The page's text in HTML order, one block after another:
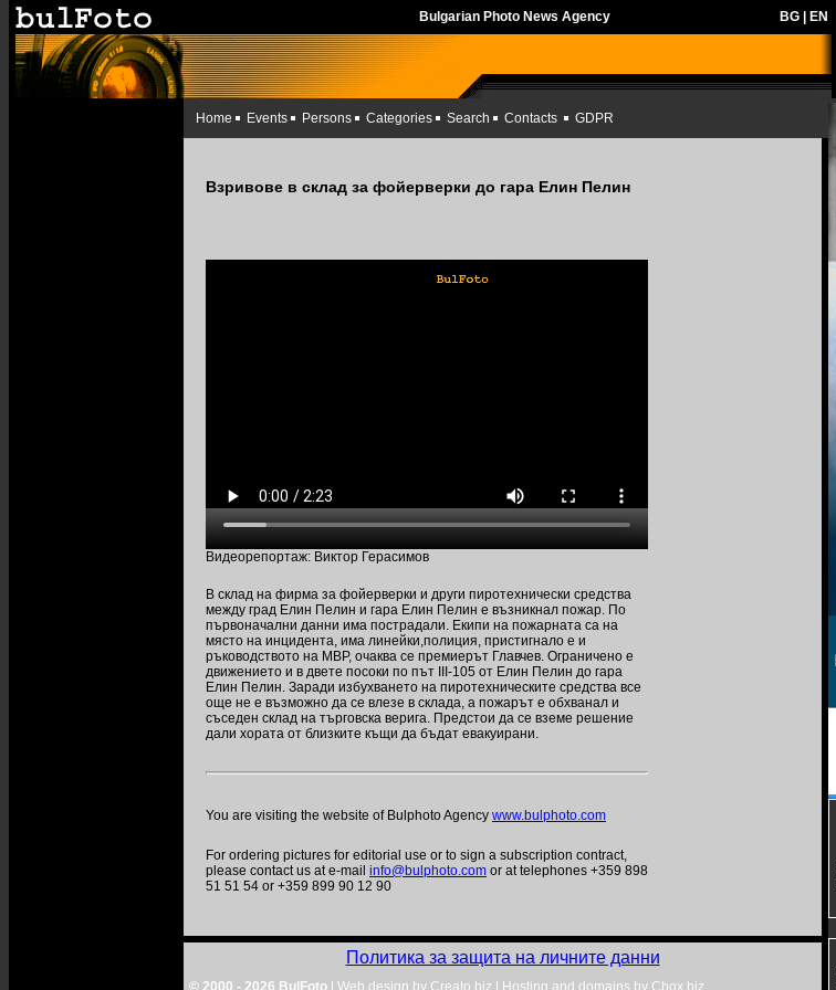
Bulgarian Photo News Agency BG EN
Home Events Persons Categories Search Contacts GDPR
Взривове в склад за фойерверки до гара Елин Пелин
Видеорепортаж: Виктор Герасимов
В склад на фирма за фойерверки и други пиротехнически средства
между град Елин Пелин и гара Елин Пелин е възникнал пожар. По
първоначални данни има пострадали. Екипи на пожарната са на
място на инцидента, има линейки,полиция, пристигнало е и
ръководството на МВР, очаква се премиерът Главчев. Ограничено е
движението и в двете посоки по път III-105 от Елин Пелин до гара
Елин Пелин. Заради избухването на пиротехническите средства все
още не е възможно да се влезе в склада, а пожарът е обхванал и
съседен склад на търговска верига. Предстои да се вземе решение
дали хората от близките къщи да бъдат евакуирани.
You are visiting the website of Bulphoto Agency www.bulphoto.com
For ordering pictures for editorial use or to sign a subscription contract,
please contact us at e-mail info@bulphoto.com or at telephones +359 898
51 51 54 or +359 899 90 12 90
Политика за защита на личните данни
© 2000 - 2026 BulFoto Web design by Creato.biz Hosting and domains by Cbox.biz